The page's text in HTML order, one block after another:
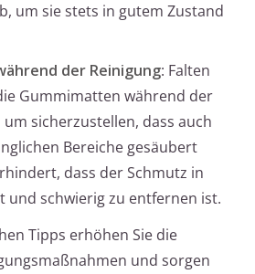
um sie stets in gutem Zustand
der Reinigung: Falten
Gummimatten während der
um sicherzustellen, dass auch
Bereiche gesäubert
dass der Schmutz in
und schwierig zu entfernen ist.
Tipps erhöhen Sie die
und sorgen